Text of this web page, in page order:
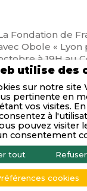
Fondation de
Obole «
à 19H au
soirée de
projets
le
:
aux
associations
Entourage,
utilise des
sur notre site
pertinente en
vos visites.
à
pouvez visiter
consentement
tout
cookies